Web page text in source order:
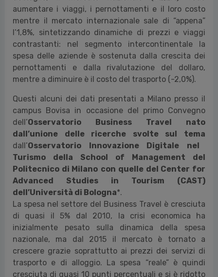
aumentare i viaggi, i pernottamenti e il loro costo
mentre il mercato internazionale sale di “appena”
l’1,8%, sintetizzando dinamiche di prezzi e viaggi
contrastanti: nel segmento intercontinentale la
spesa delle aziende è sostenuta dalla crescita dei
pernottamenti e dalla rivalutazione del dollaro,
mentre a diminuire è il costo del trasporto (-2,0%).
Questi alcuni dei dati presentati a Milano presso il
campus Bovisa in occasione del primo Convegno
dell’Osservatorio Business Travel nato
dall’unione delle ricerche svolte sul tema
dall’Osservatorio Innovazione Digitale nel
Turismo della School of Management del
Politecnico di Milano con quelle del Center for
Advanced Studies in Tourism (CAST)
dell’Università di Bologna*.
La spesa nel settore del Business Travel è cresciuta
di quasi il 5% dal 2010, la crisi economica ha
inizialmente pesato sulla dinamica della spesa
nazionale, ma dal 2015 il mercato è tornato a
crescere grazie soprattutto ai prezzi dei servizi di
trasporto e di alloggio. La spesa “reale” è quindi
cresciuta di quasi 10 punti percentuali e si è ridotto